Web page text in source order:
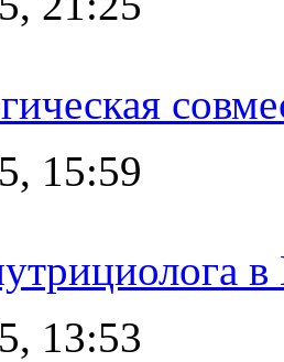
15:59
13:53